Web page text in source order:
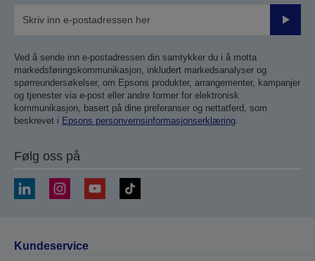
Send
Ved å sende inn e-postadressen din samtykker du i å motta
markedsføringskommunikasjon, inkludert markedsanalyser og
spørreundersøkelser, om Epsons produkter, arrangementer, kampanjer
og tjenester via e-post eller andre former for elektronisk
kommunikasjon, basert på dine preferanser og nettatferd, som
beskrevet i Epsons personvernsinformasjonserklæring.
Følg oss på
Kundeservice